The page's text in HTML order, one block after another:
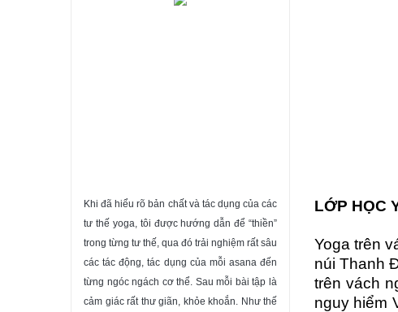
Khi đã hiểu rõ bản chất và tác dụng của các
tư thế yoga, tôi được hướng dẫn để “thiền”
trong từng tư thế, qua đó trải nghiệm rất sâu
các tác động, tác dụng của mỗi asana đến
từng ngóc ngách cơ thể. Sau mỗi bài tập là
cảm giác rất thư giãn, khỏe khoắn. Như thế
LỚP HỌC
Yoga trên
núi Thanh
trên vách
nguy hiểm